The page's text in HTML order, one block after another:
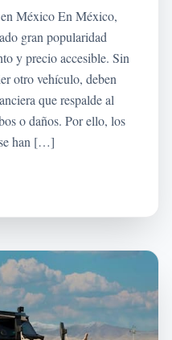
en México En México,
gran popularidad
y precio accesible. Sin
otro vehículo, deben
que respalde al
o daños. Por ello, los
se han […]